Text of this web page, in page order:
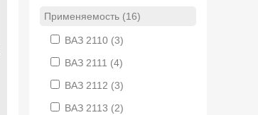
Применяемость (16)
ВАЗ 2110 (3)
ВАЗ 2111 (4)
ВАЗ 2112 (3)
ВАЗ 2113 (2)